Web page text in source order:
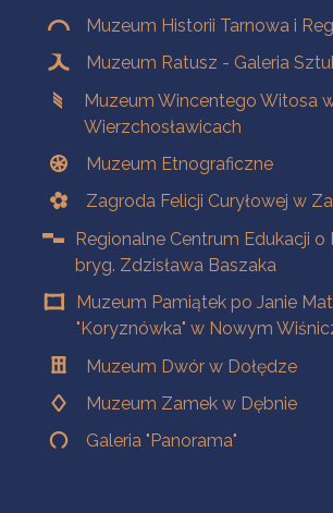
Muzeum Historii Tarnowa i
Muzeum Ratusz - Galeria
Muzeum Wincentego Witosa
Wierzchosławicach
Muzeum Etnograficzne
Zagroda Felicji Curyłowej w
Regionalne Centrum Edukacji o
bryg. Zdzisława Baszaka
Muzeum Pamiątek po Janie
"Koryznówka" w Nowym
Muzeum Dwór w Dołędze
Muzeum Zamek w Dębnie
Galeria "Panorama"